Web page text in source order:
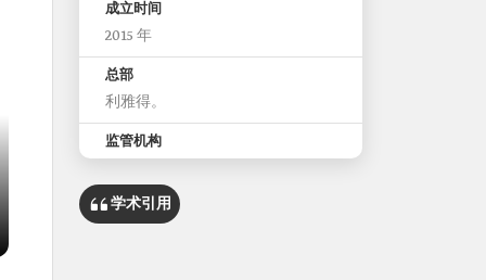
成立时间
2015 年
总部
利雅得。
监管机构
使命
学术引用